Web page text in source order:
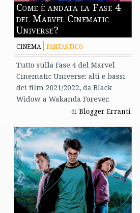
Come è andata la Fase 4
del Marvel Cinematic
Universe?
CINEMA FANTASTICO
Tutto sulla Fase 4 del Marvel
Cinematic Universe: alti e bassi
dei film 2021/2022, da Black
Widow a Wakanda Forever.
di Blogger Erranti